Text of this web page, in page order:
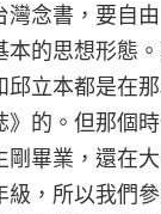
灣念書，要自
本的思想形態
邱立本都是在
》的。但那個
剛畢業，還在
級，所以我們